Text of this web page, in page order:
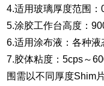
4.适用玻璃厚度范围：
5.涂胶工作台高度：
6.适用涂布液：各种
7.胶体粘度：5cps～
围需以不同厚度Shim